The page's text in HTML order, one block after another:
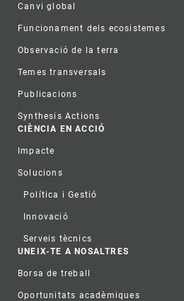
Canvi global
Funcionament dels ecosistemes
Observació de la terra
Temes transversals
Publicacions
Synthesis Actions
CIÈNCIA EN ACCIÓ
Impacte
Solucions
Política i Gestió
Innovació
Serveis tècnics
UNEIX-TE A NOSALTRES
Borsa de treball
Oportunitats acadèmiques